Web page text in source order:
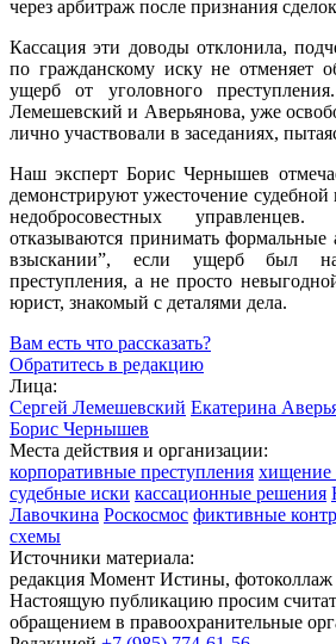
через арбитраж после признания
Кассация эти доводы отклонила,
по гражданскому иску не отменяет
ущерб от уголовного
Лемешевский и Аверьянова, уже
лично участвовали в заседаниях,
Наш эксперт Борис Чернышев
демонстрируют ужесточение
недобросовестных
отказываются принимать
взыскании”, если ущерб был
преступления, а не просто
юрист, знакомый с деталями дела.
Вам есть что рассказать?
Обратитесь в редакцию
Лица:
Сергей Лемешевский Екатерина
Борис Чернышев
Места действия и организации:
корпоративные преступления хищение
судебные иски кассационные решения
Лавочкина Роскосмос фиктивные
схемы
Источники материала:
редакция Момент Истины,
Настоящую публикацию просим
обращением в правоохранительные